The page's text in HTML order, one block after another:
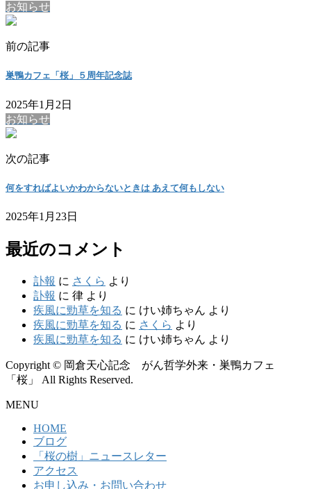
お知らせ
前の記事
巣鴨カフェ「桜」５周年記念誌
2025年1月2日
お知らせ
次の記事
何をすればよいかわからないときは あえて何もしない
2025年1月23日
最近のコメント
訃報 に さくら より
訃報 に 律 より
疾風に勁草を知る に けい姉ちゃん より
疾風に勁草を知る に さくら より
疾風に勁草を知る に けい姉ちゃん より
Copyright © 岡倉天心記念 がん哲学外来・巣鴨カフェ
「桜」 All Rights Reserved.
MENU
HOME
ブログ
「桜の樹」ニュースレター
アクセス
お申し込み・お問い合わせ